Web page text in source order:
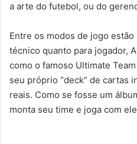
a arte do futebol, ou do
Entre os modos de jogo
técnico quanto para jogador,
como o famoso Ultimate
seu próprio “deck” de cartas
reais. Como se fosse um
monta seu time e joga com